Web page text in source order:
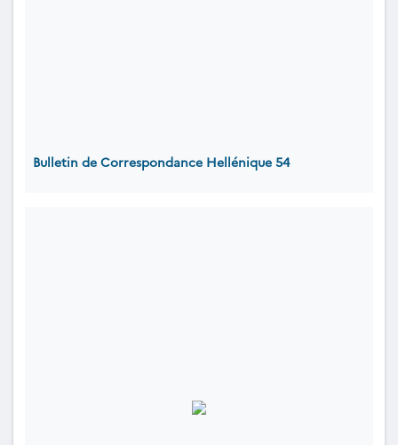
Bulletin de Correspondance Hellénique 54